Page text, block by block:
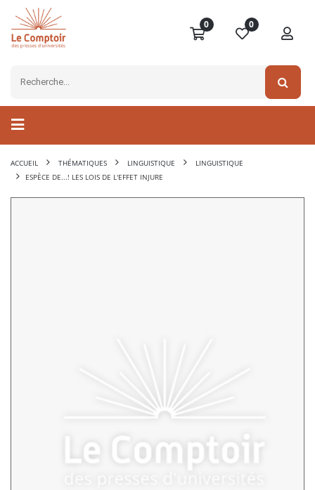
0 0
ACCUEIL THÉMATIQUES LINGUISTIQUE
LINGUISTIQUE
ESPÈCE DE...! LES LOIS DE L'EFFET INJURE